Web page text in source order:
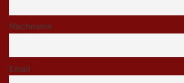
Nachname
Email